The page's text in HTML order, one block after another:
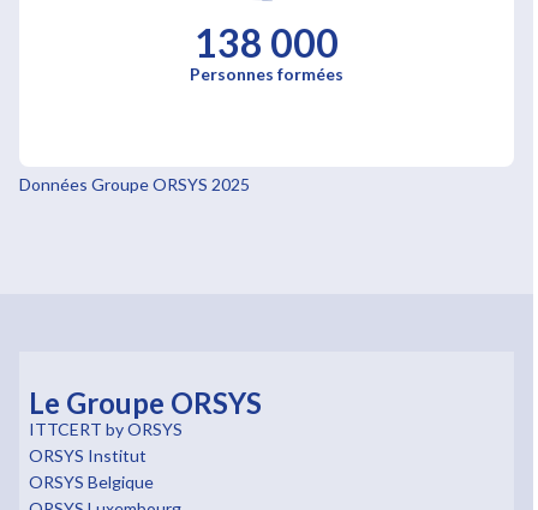
138 000
Personnes formées
Données Groupe ORSYS 2025
Le Groupe ORSYS
ITTCERT by ORSYS
ORSYS Institut
ORSYS Belgique